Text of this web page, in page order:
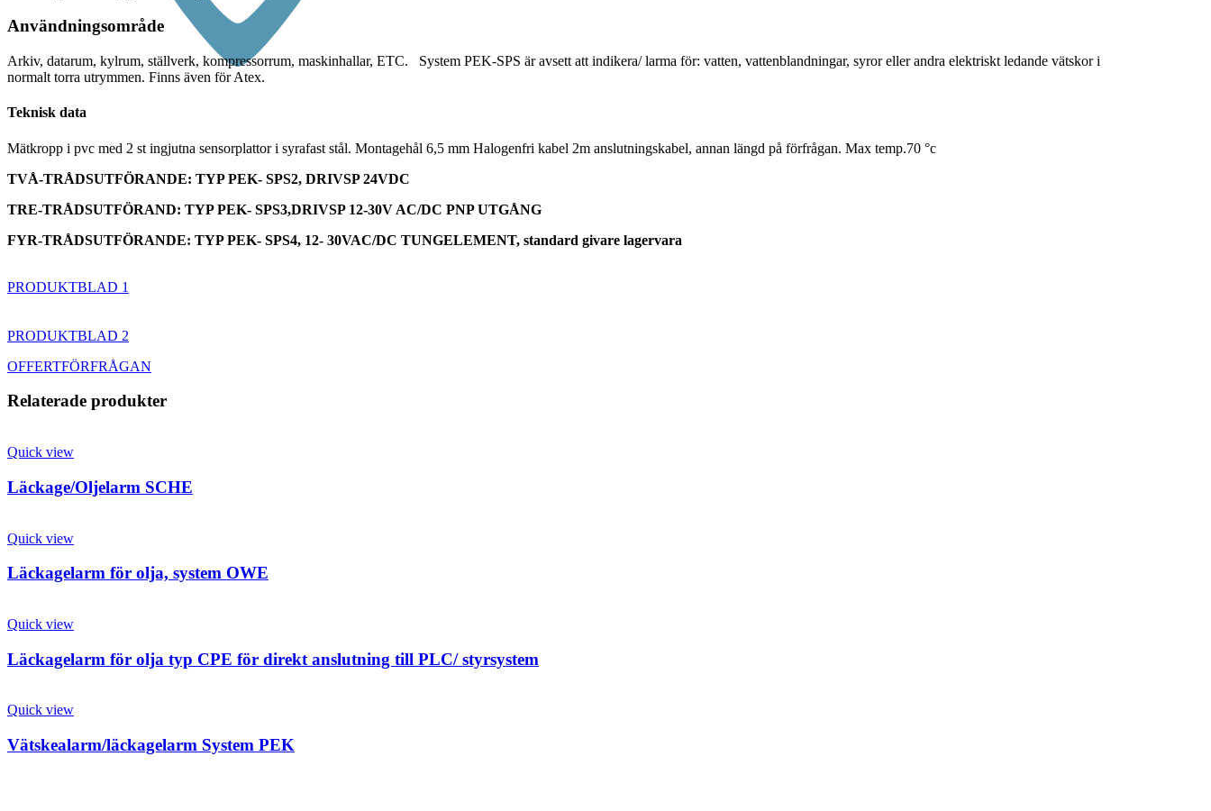
Användningsområde
Arkiv, datarum, kylrum, ställverk, kompressorrum, maskinhallar, ETC. System PEK-SPS är avsett att indikera/ larma för: vatten, vattenblandningar, syror eller andra elektriskt ledande vätskor i
normalt torra utrymmen. Finns även för Atex.
Teknisk data
Mätkropp i pvc med 2 st ingjutna sensorplattor i syrafast stål. Montagehål 6,5 mm Halogenfri kabel 2m anslutningskabel, annan längd på förfrågan. Max temp.70 °c
TVÅ-TRÅDSUTFÖRANDE: TYP PEK- SPS2, DRIVSP 24VDC
TRE-TRÅDSUTFÖRAND: TYP PEK- SPS3,DRIVSP 12-30V AC/DC PNP UTGÅNG
FYR-TRÅDSUTFÖRANDE: TYP PEK- SPS4, 12- 30VAC/DC TUNGELEMENT, standard givare lagervara
PRODUKTBLAD 1
PRODUKTBLAD 2
OFFERTFÖRFRÅGAN
Relaterade produkter
Quick view
Läckage/Oljelarm SCHE
Quick view
Läckagelarm för olja, system OWE
Quick view
Läckagelarm för olja typ CPE för direkt anslutning till PLC/ styrsystem
Quick view
Vätskealarm/läckagelarm System PEK